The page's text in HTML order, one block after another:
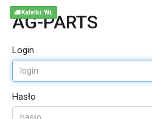
AG-PARTS
Login
Hasło
Kafelki: WŁ